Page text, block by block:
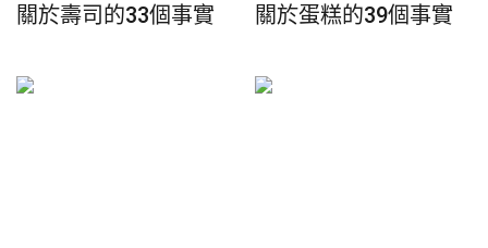
關於壽司的33個事實 關於蛋糕的39個事實